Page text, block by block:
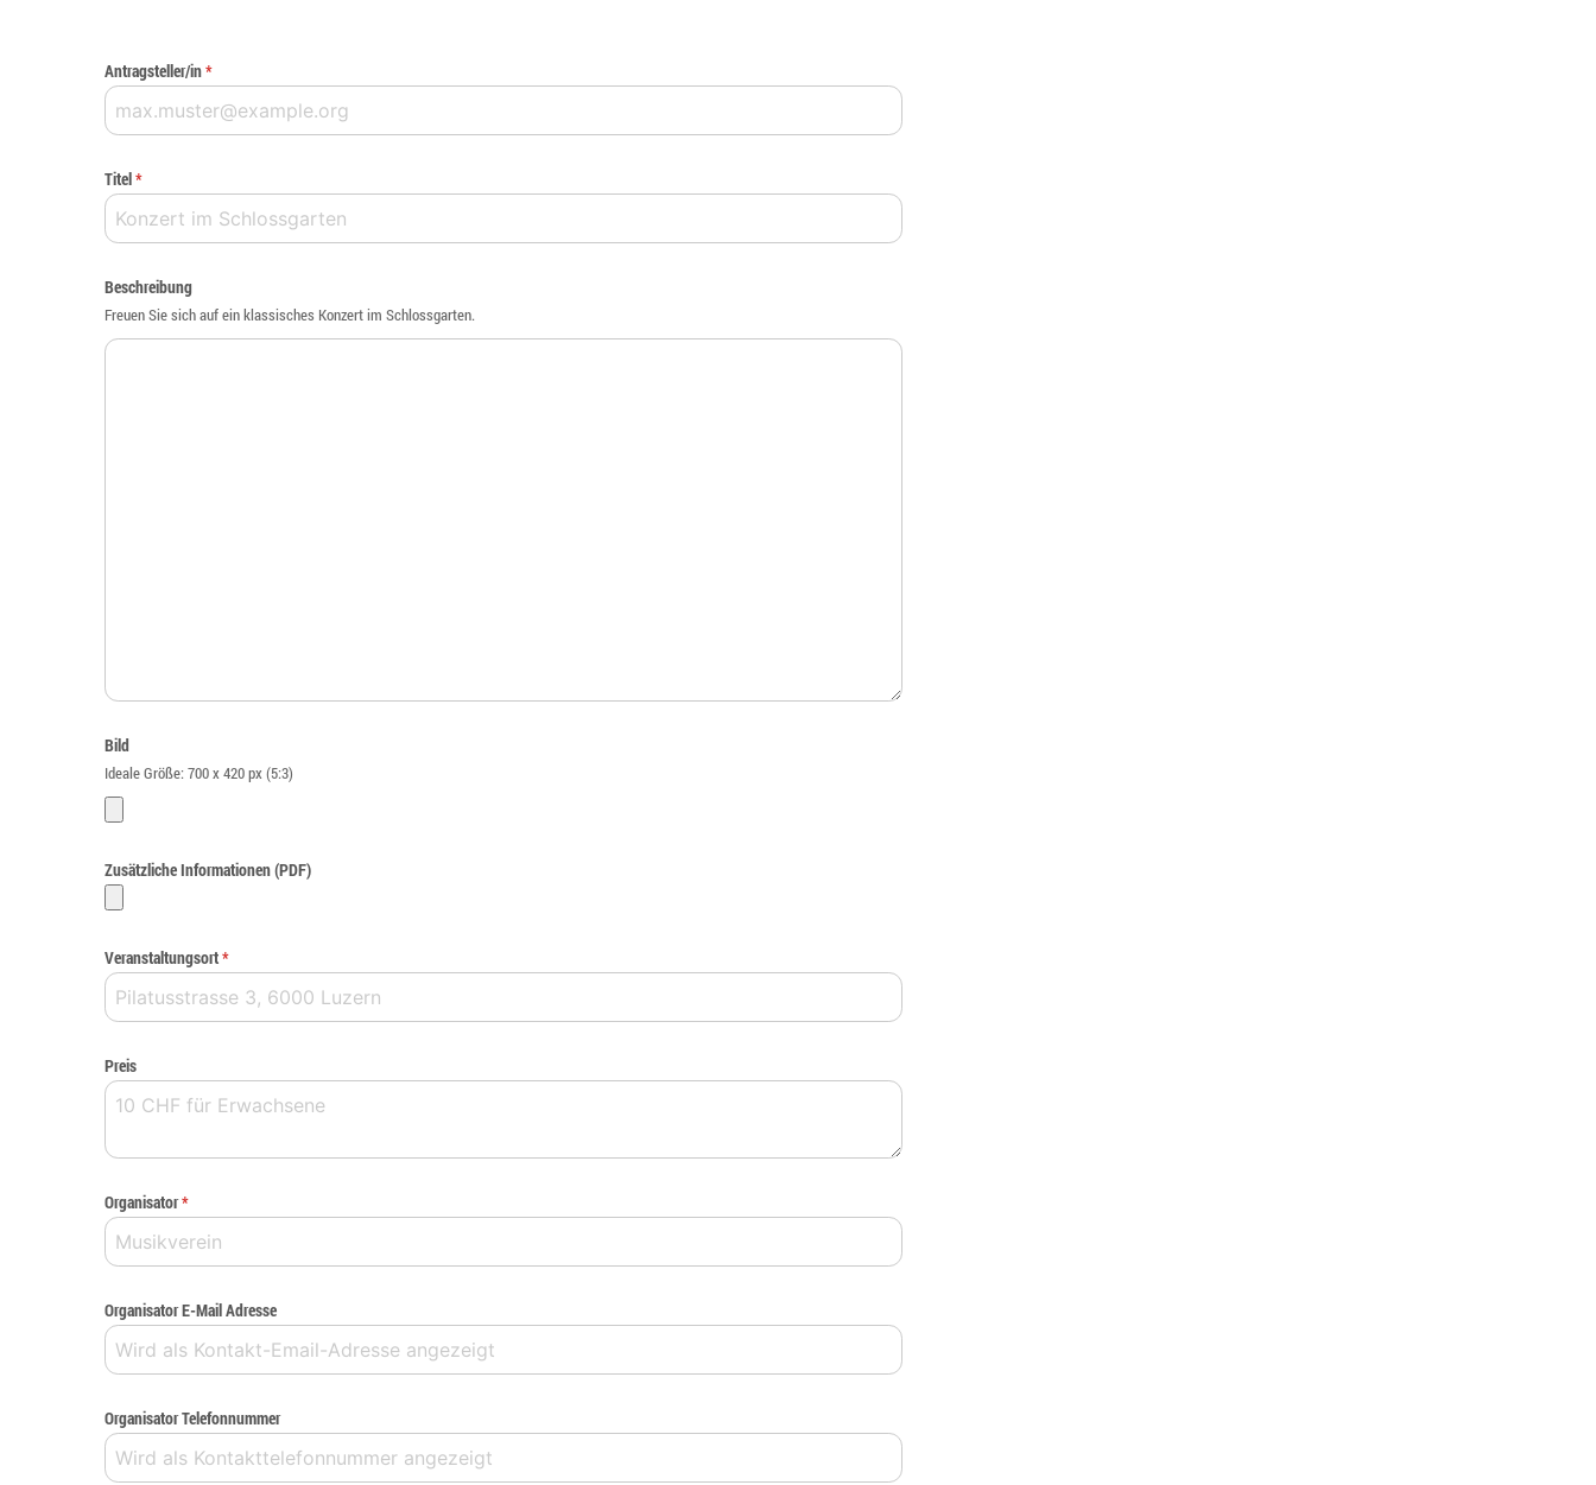
Antragsteller/in*
Titel*
Beschreibung
Freuen Sie sich auf ein klassisches Konzert im Schlossgarten.
Bild
Ideale Größe: 700 x 420 px (5:3)
Zusätzliche Informationen (PDF)
Veranstaltungsort*
Preis
Organisator*
Organisator E-Mail Adresse
Organisator Telefonnummer